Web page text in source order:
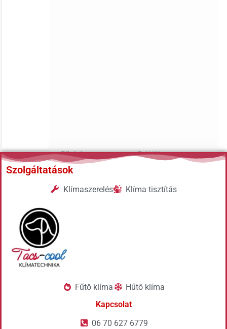
Fűtési
teljesítmény
5.1kW
Szolgáltatások
Klímaszerelés Klíma tisztítás
Fűtő klíma
Hűtő klíma
Kapcsolat
06 70 627 6779